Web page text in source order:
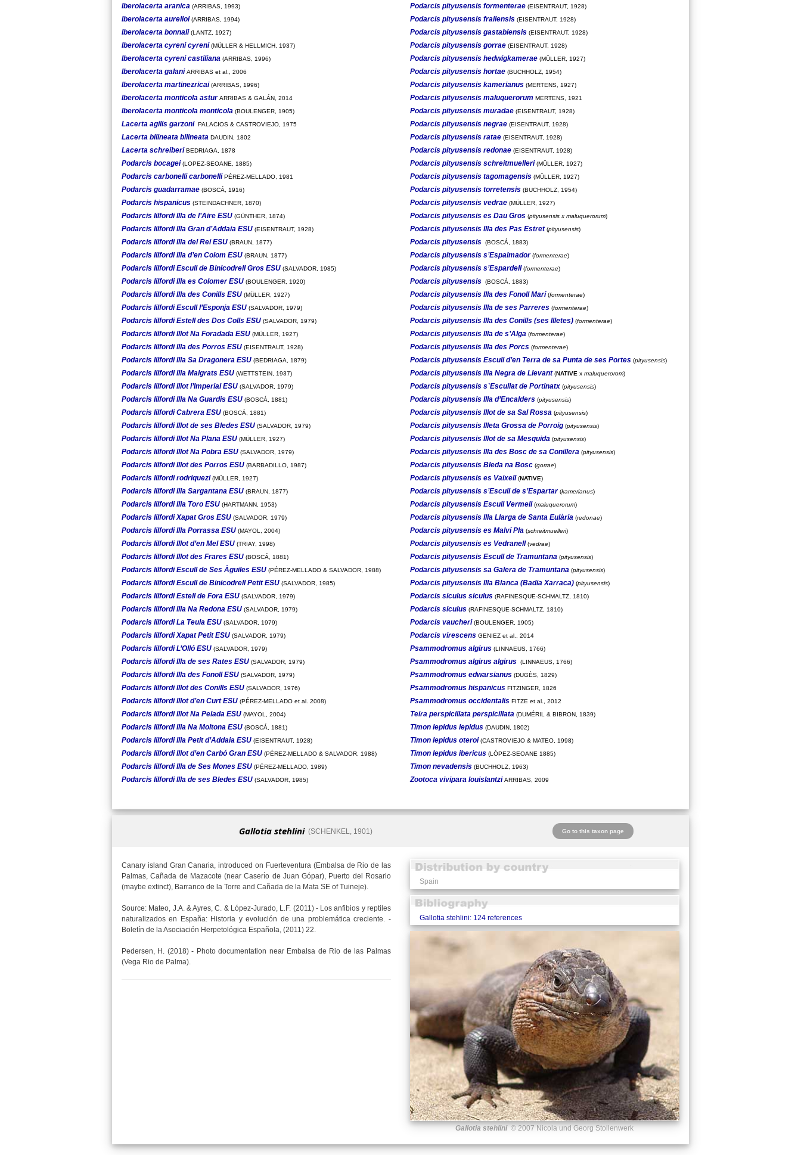
Iberolacerta aranica (ARRIBAS, 1993)
Iberolacerta aurelioi (ARRIBAS, 1994)
Iberolacerta bonnali (LANTZ, 1927)
Iberolacerta cyreni cyreni (MÜLLER & HELLMICH, 1937)
Iberolacerta cyreni castiliana (ARRIBAS, 1996)
Iberolacerta galani ARRIBAS et al., 2006
Iberolacerta martinezricai (ARRIBAS, 1996)
Iberolacerta monticola asturARRIBAS & GALÁN, 2014
Iberolacerta monticola monticola (BOULENGER, 1905)
Lacerta agilis garzoni PALACIOS & CASTROVIEJO, 1975
Lacerta bilineata bilineata DAUDIN, 1802
Lacerta schreiberi BEDRIAGA, 1878
Podarcis bocagei (LOPEZ-SEOANE, 1885)
Podarcis carbonelli carbonelli PÉREZ-MELLADO, 1981
Podarcis guadarramae (BOSCÁ, 1916)
Podarcis hispanicus (STEINDACHNER, 1870)
Podarcis lilfordi Illa de l’Aire ESU (GÜNTHER, 1874)
Podarcis lilfordi Illa Gran d’Addaia ESU (EISENTRAUT, 1928)
Podarcis lilfordi Illa del Rei ESU (BRAUN, 1877)
Podarcis lilfordi Illa d’en Colom ESU (BRAUN, 1877)
Podarcis lilfordi Escull de Binicodrell Gros ESU (SALVADOR, 1985)
Podarcis lilfordi Illa es Colomer ESU (BOULENGER, 1920)
Podarcis lilfordi Illa des Conills ESU (MÜLLER, 1927)
Podarcis lilfordi Escull l’Esponja ESU (SALVADOR, 1979)
Podarcis lilfordi Estell des Dos Colls ESU (SALVADOR, 1979)
Podarcis lilfordi Illot Na Foradada ESU (MÜLLER, 1927)
Podarcis lilfordi Illa des Porros ESU (EISENTRAUT, 1928)
Podarcis lilfordi Illa Sa Dragonera ESU (BEDRIAGA, 1879)
Podarcis lilfordi Illa Malgrats ESU (WETTSTEIN, 1937)
Podarcis lilfordi Illot l’Imperial ESU (SALVADOR, 1979)
Podarcis lilfordi Illa Na Guardis ESU (BOSCÁ, 1881)
Podarcis lilfordi Cabrera ESU (BOSCÁ, 1881)
Podarcis lilfordi Illot de ses Bledes ESU (SALVADOR, 1979)
Podarcis lilfordi Illot Na Plana ESU (MÜLLER, 1927)
Podarcis lilfordi Illot Na Pobra ESU (SALVADOR, 1979)
Podarcis lilfordi Illot des Porros ESU (BARBADILLO, 1987)
Podarcis lilfordi rodriquezi (MÜLLER, 1927)
Podarcis lilfordi Illa Sargantana ESU (BRAUN, 1877)
Podarcis lilfordi Illa Toro ESU (HARTMANN, 1953)
Podarcis lilfordi Xapat Gros ESU (SALVADOR, 1979)
Podarcis lilfordi Illa Porrassa ESU (MAYOL, 2004)
Podarcis lilfordi Illot d’en Mel ESU (TRIAY, 1998)
Podarcis lilfordi Illot des Frares ESU (BOSCÁ, 1881)
Podarcis lilfordi Escull de Ses Àguiles ESU (PÉREZ-MELLADO & SALVADOR, 1988)
Podarcis lilfordi Escull de Binicodrell Petit ESU (SALVADOR, 1985)
Podarcis lilfordi Estell de Fora ESU (SALVADOR, 1979)
Podarcis lilfordi Illa Na Redona ESU (SALVADOR, 1979)
Podarcis lilfordi La Teula ESU (SALVADOR, 1979)
Podarcis lilfordi Xapat Petit ESU (SALVADOR, 1979)
Podarcis lilfordi L’Olló ESU (SALVADOR, 1979)
Podarcis lilfordi Illa de ses Rates ESU (SALVADOR, 1979)
Podarcis lilfordi Illa des Fonoll ESU (SALVADOR, 1979)
Podarcis lilfordi Illot des Conills ESU (SALVADOR, 1976)
Podarcis lilfordi Illot d’en Curt ESU (PÉREZ-MELLADO et al. 2008)
Podarcis lilfordi Illot Na Pelada ESU (MAYOL, 2004)
Podarcis lilfordi Illa Na Moltona ESU (BOSCÁ, 1881)
Podarcis lilfordi Illa Petit d’Addaia ESU (EISENTRAUT, 1928)
Podarcis lilfordi Illot d’en Carbó Gran ESU (PÉREZ-MELLADO & SALVADOR, 1988)
Podarcis lilfordi Illa de Ses Mones ESU (PÉREZ-MELLADO, 1989)
Podarcis lilfordi Illa de ses Bledes ESU (SALVADOR, 1985)
Podarcis pityusensis formenterae(EISENTRAUT, 1928)
Podarcis pityusensis frailensis(EISENTRAUT, 1928)
Podarcis pityusensis gastabiensis(EISENTRAUT, 1928)
Podarcis pityusensis gorrae(EISENTRAUT, 1928)
Podarcis pityusensis hedwigkamerae(MÜLLER, 1927)
Podarcis pityusensis hortae(BUCHHOLZ, 1954)
Podarcis pityusensis kamerianus(MERTENS, 1927)
Podarcis pityusensis maluquerorumMERTENS, 1921
Podarcis pityusensis muradae(EISENTRAUT, 1928)
Podarcis pityusensis negrae(EISENTRAUT, 1928)
Podarcis pityusensis ratae(EISENTRAUT, 1928)
Podarcis pityusensis redonae(EISENTRAUT, 1928)
Podarcis pityusensis schreitmuelleri(MÜLLER, 1927)
Podarcis pityusensis tagomagensis(MÜLLER, 1927)
Podarcis pityusensis torretensis(BUCHHOLZ, 1954)
Podarcis pityusensis vedrae(MÜLLER, 1927)
Podarcis pityusensis es Dau Gros(pityusensis x maluquerorum)
Podarcis pityusensis Illa des Pas Estret(pityusensis)
Podarcis pityusensis (BOSCÁ, 1883)
Podarcis pityusensis s’Espalmador(formenterae)
Podarcis pityusensis s’Espardell(formenterae)
Podarcis pityusensis (BOSCÁ, 1883)
Podarcis pityusensis Illa des Fonoll Marí(formenterae)
Podarcis pityusensis Illa de ses Parreres(formenterae)
Podarcis pityusensis Illa des Conills (ses Illetes)(formenterae)
Podarcis pityusensis Illa de s’Alga (formenterae)
Podarcis pityusensis Illa des Porcs(formenterae)
Podarcis pityusensis Escull d’en Terra de sa Punta de ses Portes(pityusensis)
Podarcis pityusensis Illa Negra de Llevant(NATIVE x maluquerorom)
Podarcis pityusensis s`Escullat de Portinatx(pityusensis)
Podarcis pityusensis Illa d’Encalders(pityusensis)
Podarcis pityusensis Illot de sa Sal Rossa (pityusensis)
Podarcis pityusensis Illeta Grossa de Porroig(pityusensis)
Podarcis pityusensis Illot de sa Mesquida (pityusensis)
Podarcis pityusensis Illa des Bosc de sa Conillera (pityusensis)
Podarcis pityusensis Bleda na Bosc(gorrae)
Podarcis pityusensis es Vaixell(NATIVE)
Podarcis pityusensis s’Escull de s’Espartar(kamerianus)
Podarcis pityusensis Escull Vermell(maluquerorum)
Podarcis pityusensis Illa Llarga de Santa Eulària (redonae)
Podarcis pityusensis es Malví Pla (schreitmuelleri)
Podarcis pityusensis es Vedranell(vedrae)
Podarcis pityusensis Escull de Tramuntana (pityusensis)
Podarcis pityusensis sa Galera de Tramuntana (pityusensis)
Podarcis pityusensis Illa Blanca (Badia Xarraca)(pityusensis)
Podarcis siculus siculus(RAFINESQUE-SCHMALTZ, 1810)
Podarcis siculus(RAFINESQUE-SCHMALTZ, 1810)
Podarcis vaucheri(BOULENGER, 1905)
Podarcis virescensGENIEZ et al., 2014
Psammodromus algirus(LINNAEUS, 1766)
Psammodromus algirus algirus(LINNAEUS, 1766)
Psammodromus edwarsianus(DUGÈS, 1829)
Psammodromus hispanicusFITZINGER, 1826
Psammodromus occidentalisFITZE et al., 2012
Teira perspicillata perspicillata (DUMÉRIL & BIBRON, 1839)
Timon lepidus lepidus(DAUDIN, 1802)
Timon lepidus oteroi(CASTROVIEJO & MATEO, 1998)
Timon lepidus ibericus(LÓPEZ-SEOANE 1885)
Timon nevadensis(BUCHHOLZ, 1963)
Zootoca vivipara louislantziARRIBAS, 2009
Gallotia stehlini(SCHENKEL, 1901) Go to this taxon page
Canary island Gran Canaria, introduced on Fuerteventura (Embalsa de Rio de las
Palmas, Cañada de Mazacote (near Caserı́o de Juan Gópar), Puerto del Rosario
(maybe extinct), Barranco de la Torre and Cañada de la Mata SE of Tuineje).
Source: Mateo, J.A. & Ayres, C. & López-Jurado, L.F. (2011) - Los anfibios y reptiles
naturalizados en España: Historia y evolución de una problemática creciente. -
Boletín de la Asociación Herpetológica Española, (2011) 22.
Pedersen, H. (2018) - Photo documentation near Embalsa de Rio de las Palmas
(Vega Rio de Palma).
Spain
Gallotia stehlini: 124 references
Gallotia stehlini© 2007 Nicola und Georg Stollenwerk